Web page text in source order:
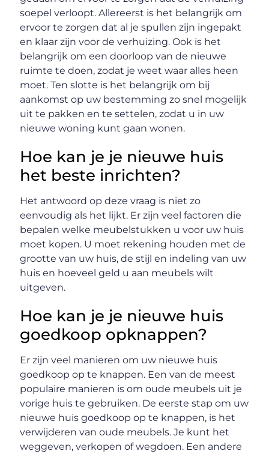
soepel verloopt. Allereerst is het belangrijk om
ervoor te zorgen dat al je spullen zijn ingepakt
en klaar zijn voor de verhuizing. Ook is het
belangrijk om een doorloop van de nieuwe
ruimte te doen, zodat je weet waar alles heen
moet. Ten slotte is het belangrijk om bij
aankomst op uw bestemming zo snel mogelijk
uit te pakken en te settelen, zodat u in uw
nieuwe woning kunt gaan wonen.
Hoe kan je je nieuwe huis
het beste inrichten?
Het antwoord op deze vraag is niet zo
eenvoudig als het lijkt. Er zijn veel factoren die
bepalen welke meubelstukken u voor uw huis
moet kopen. U moet rekening houden met de
grootte van uw huis, de stijl en indeling van uw
huis en hoeveel geld u aan meubels wilt
uitgeven.
Hoe kan je je nieuwe huis
goedkoop opknappen?
Er zijn veel manieren om uw nieuwe huis
goedkoop op te knappen. Een van de meest
populaire manieren is om oude meubels uit je
vorige huis te gebruiken. De eerste stap om uw
nieuwe huis goedkoop op te knappen, is het
verwijderen van oude meubels. Je kunt het
weggeven, verkopen of wegdoen. Een andere